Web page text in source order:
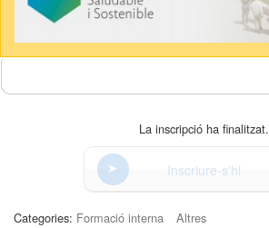
La inscripció ha finalitzat.
Inscriure-s'hi
Categories: Formació interna
Altres